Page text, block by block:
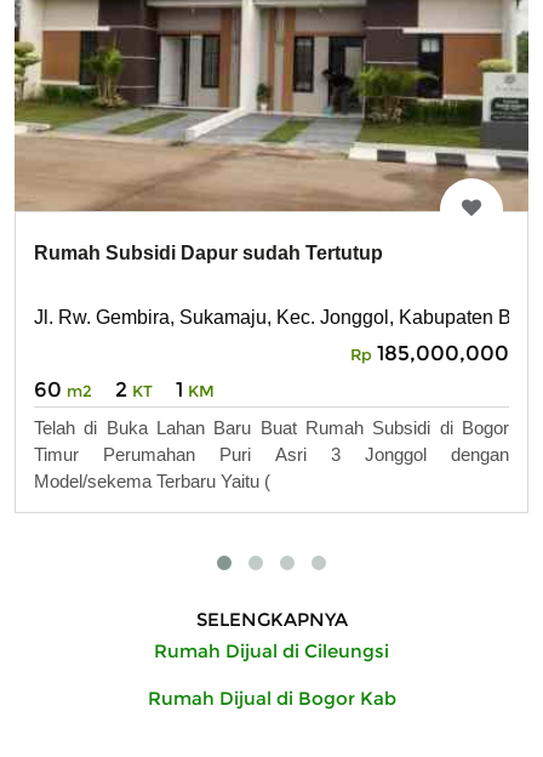
Rumah Subsidi Dapur sudah Tertutup
Jl. Rw. Gembira, Sukamaju, Kec. Jonggol, Kabupaten
Rp 185,000,000
60 m2 2 KT 1 KM
Telah di Buka Lahan Baru Buat Rumah Subsidi di Bogor
Timur Perumahan Puri Asri 3 Jonggol dengan
Model/sekema Terbaru Yaitu (
SELENGKAPNYA
Rumah Dijual di Cileungsi
Rumah Dijual di Bogor Kab